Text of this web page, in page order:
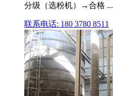
分级（选粉机）→合格 ...
联系电话: 180 3780 8511